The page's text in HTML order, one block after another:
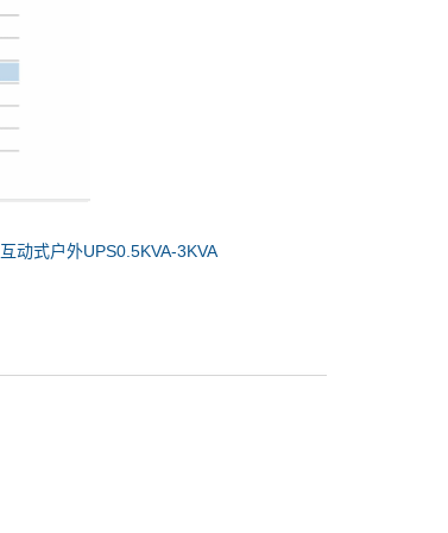
互动式户外UPS0.5KVA-3KVA